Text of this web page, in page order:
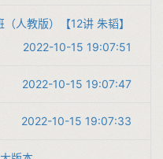
人教版）【12讲 朱韬】
2022-10-15 19:07:51
2022-10-15 19:07:47
2022-10-15 19:07:33